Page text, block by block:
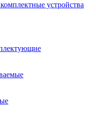
устройства